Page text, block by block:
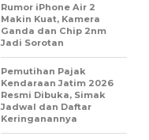
Rumor iPhone Air 2
Makin Kuat, Kamera
Ganda dan Chip 2nm
Jadi Sorotan
Pemutihan Pajak
Kendaraan Jatim 2026
Resmi Dibuka, Simak
Jadwal dan Daftar
Keringanannya